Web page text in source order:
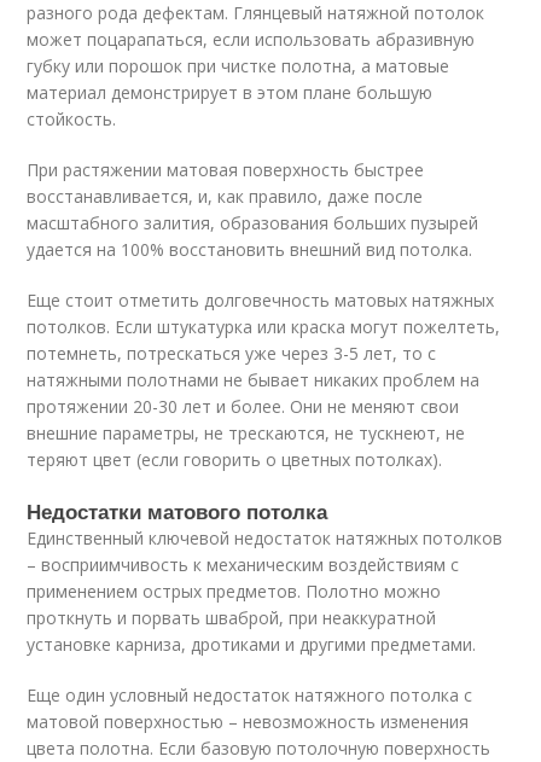
разного рода дефектам. Глянцевый натяжной потолок
может поцарапаться, если использовать абразивную
губку или порошок при чистке полотна, а матовые
материал демонстрирует в этом плане большую
стойкость.
При растяжении матовая поверхность быстрее
восстанавливается, и, как правило, даже после
масштабного залития, образования больших пузырей
удается на 100% восстановить внешний вид потолка.
Еще стоит отметить долговечность матовых натяжных
потолков. Если штукатурка или краска могут пожелтеть,
потемнеть, потрескаться уже через 3-5 лет, то с
натяжными полотнами не бывает никаких проблем на
протяжении 20-30 лет и более. Они не меняют свои
внешние параметры, не трескаются, не тускнеют, не
теряют цвет (если говорить о цветных потолках).
Недостатки матового потолка
Единственный ключевой недостаток натяжных потолков
– восприимчивость к механическим воздействиям с
применением острых предметов. Полотно можно
проткнуть и порвать шваброй, при неаккуратной
установке карниза, дротиками и другими предметами.
Еще один условный недостаток натяжного потолка с
матовой поверхностью – невозможность изменения
цвета полотна. Если базовую потолочную поверхность